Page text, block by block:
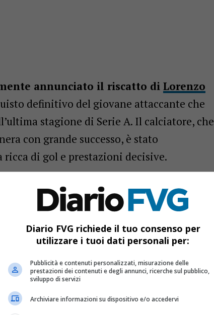
annunciato il riscatto di Lorenzo
definitivo del giovane attaccante che
stagione di Serie A. Il calciatore, che
con grande successo, è stato
di gol e prestazioni decisive.
l’Udinese versare 8.700.000 euro
quale Lucca era stato prelevato. Questo
un segno di fiducia nelle capacità del
chiaro impegno della società friulana a
per le stagioni future.
Diario FVG richiede il tuo consenso per
utilizzare i tuoi dati personali per:
Pubblicità e contenuti personalizzati, misurazione delle
prestazioni dei contenuti e degli annunci, ricerche sul pubblico,
sviluppo di servizi
Archiviare informazioni su dispositivo e/o accedervi